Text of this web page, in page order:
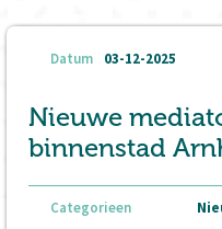
Datum 03-12-2025
Nieuwe
binnenstad
Categorieen